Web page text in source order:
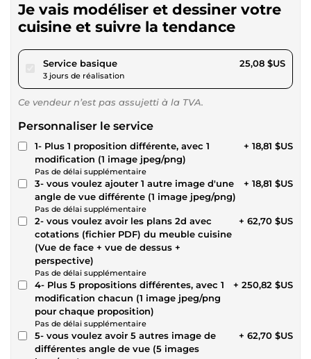
Je vais modéliser et dessiner votre
cuisine et suivre la tendance
Service basiquepour 23,12 $US
3 jours de réalisation
25,08 $US
Ce vendeur n’est pas assujetti à la TVA.
Personnaliser le service
1- Plus 1 proposition différente, avec 1
modification (1 image jpeg/png)
Pas de délai supplémentaire
+ 18,81 $US
3- vous voulez ajouter 1 autre image d'une
angle de vue différente (1 image jpeg/png)
Pas de délai supplémentaire
+ 18,81 $US
2- vous voulez avoir les plans 2d avec
cotations (fichier PDF) du meuble cuisine
(Vue de face + vue de dessus +
perspective)
Pas de délai supplémentaire
+ 62,70 $US
4- Plus 5 propositions différentes, avec 1
modification chacun (1 image jpeg/png
pour chaque proposition)
Pas de délai supplémentaire
+ 250,82 $US
5- vous voulez avoir 5 autres image de
différentes angle de vue (5 images
+ 62,70 $US